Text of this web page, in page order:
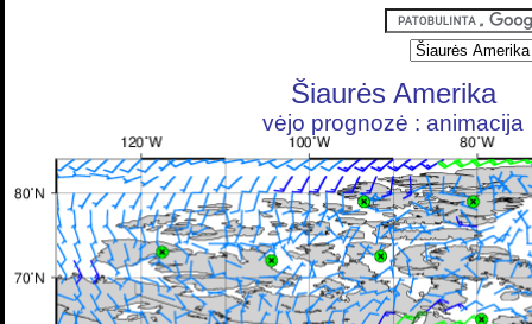
Šiaurės Amerika
vėjo prognozė : animacija